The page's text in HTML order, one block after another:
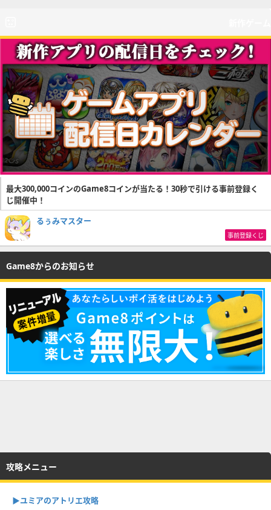
最大300,000コインのGame8コインが当たる！30秒で引ける事前登録く
じ開催中！
るぅみマスター
事前登録くじ
Game8からのお知らせ
攻略メニュー
▶︎ユミアのアトリエ攻略